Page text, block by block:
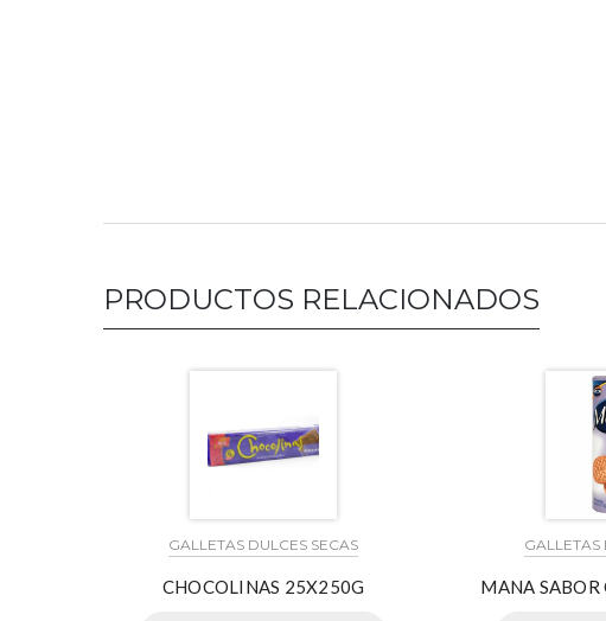
PRODUCTOS RELACIONADOS
GALLETAS DULCES SECAS
CHOCOLINAS 25X250G
GALLETAS
MANA SABOR